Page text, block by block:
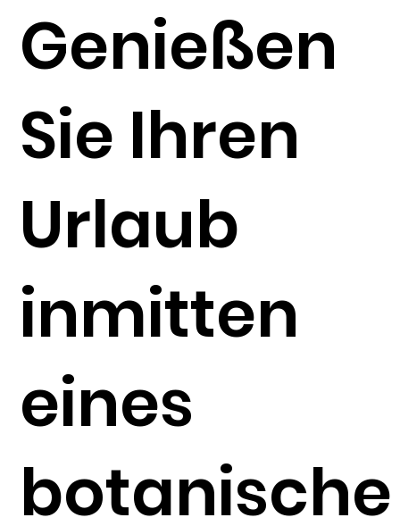
Genießen
Sie Ihren
Urlaub
inmitten
eines
botanische